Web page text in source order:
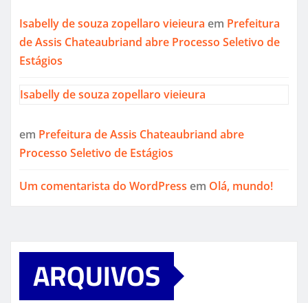
Isabelly de souza zopellaro vieieura em Prefeitura
de Assis Chateaubriand abre Processo Seletivo de
Estágios
Isabelly de souza zopellaro vieieura
em Prefeitura de Assis Chateaubriand abre
Processo Seletivo de Estágios
Um comentarista do WordPress em Olá, mundo!
ARQUIVOS